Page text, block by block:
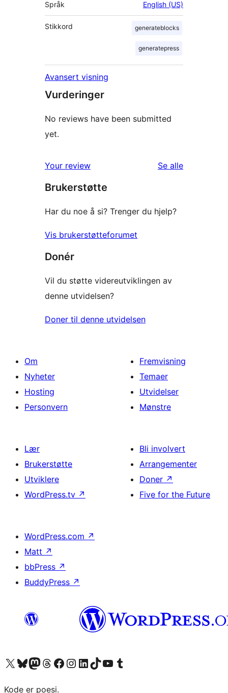
Språk English (US)
Stikkord generateblocks
generatepress
Avansert visning
Vurderinger
No reviews have been submitted
yet.
Your review Se alleomtalene
Brukerstøtte
Har du noe å si? Trenger du hjelp?
Vis brukerstøtteforumet
Donér
Vil du støtte videreutviklingen av
denne utvidelsen?
Doner til denne utvidelsen
Om
Nyheter
Hosting
Personvern
Fremvisning
Temaer
Utvidelser
Mønstre
Lær
Brukerstøtte
Utviklere
WordPress.tv ↗
Bli involvert
Arrangementer
Doner ↗
Five for the Future
WordPress.com ↗
Matt ↗
bbPress ↗
BuddyPress ↗
Besøk vår konto på X Visit our Bluesky account
Besøk vår Mastodon-konto
Visit our Threads account
Besøk vår Facebook-sideBesøk vår Instagram-konto
Besøk vår LinkedIn-konto
Visit our TikTok account
Visit our YouTube channel
Visit our Tumblr account
Kode er poesi.